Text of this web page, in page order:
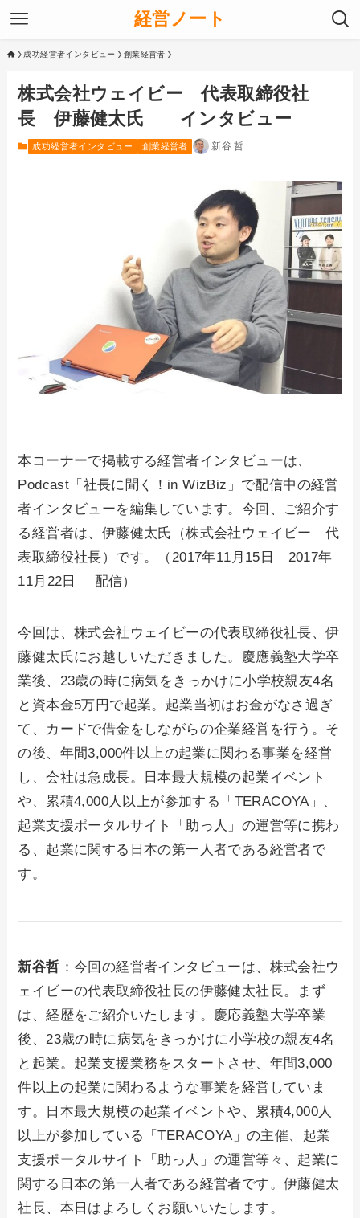
経営ノート
成功経営者インタビュー 創業経営者
株式会社ウェイビー 代表取締役社
長 伊藤健太氏 インタビュー
成功経営者インタビュー 創業経営者 新谷 哲
本コーナーで掲載する経営者インタビューは、
Podcast「社長に聞く！in WizBiz」で配信中の経営
者インタビューを編集しています。今回、ご紹介す
る経営者は、伊藤健太氏（株式会社ウェイビー 代
表取締役社長）です。（2017年11月15日 2017年
11月22日 配信）
今回は、株式会社ウェイビーの代表取締役社長、伊
藤健太氏にお越しいただきました。慶應義塾大学卒
業後、23歳の時に病気をきっかけに小学校親友4名
と資本金5万円で起業。起業当初はお金がなさ過ぎ
て、カードで借金をしながらの企業経営を行う。そ
の後、年間3,000件以上の起業に関わる事業を経営
し、会社は急成長。日本最大規模の起業イベント
や、累積4,000人以上が参加する「TERACOYA」、
起業支援ポータルサイト「助っ人」の運営等に携わ
る、起業に関する日本の第一人者である経営者で
す。
新谷哲 ：今回の経営者インタビューは、株式会社ウ
ェイビーの代表取締役社長の伊藤健太社長。まず
は、経歴をご紹介いたします。慶応義塾大学卒業
後、23歳の時に病気をきっかけに小学校の親友4名
と起業。起業支援業務をスタートさせ、年間3,000
件以上の起業に関わるような事業を経営していま
す。日本最大規模の起業イベントや、累積4,000人
以上が参加している「TERACOYA」の主催、起業
支援ポータルサイト「助っ人」の運営等々、起業に
関する日本の第一人者である経営者です。伊藤健太
社長、本日はよろしくお願いいたします。